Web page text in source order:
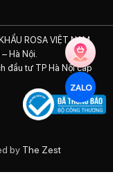
ZALO
ROSA VIỆT NAM
Hà Nội.
đầu tư TP Hà Nội cấp
byThe Zest